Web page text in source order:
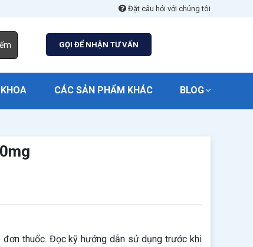
Đặt câu hỏi với chúng tôi
GỌI ĐỂ NHẬN TƯ VẤN
CÁC SẢN PHẨM KHÁC BLOG
thuốc. Đọc kỹ hướng dẫn sử dụng trước khi